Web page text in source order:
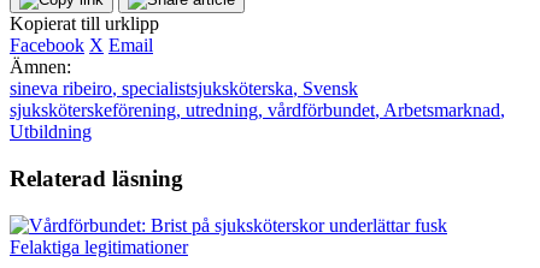
Kopierat till urklipp
Facebook X Email
Ämnen:
sineva ribeiro, specialistsjuksköterska, Svensk
sjuksköterskeförening, utredning, vårdförbundet, Arbetsmarknad,
Utbildning
Relaterad läsning
Felaktiga legitimationer